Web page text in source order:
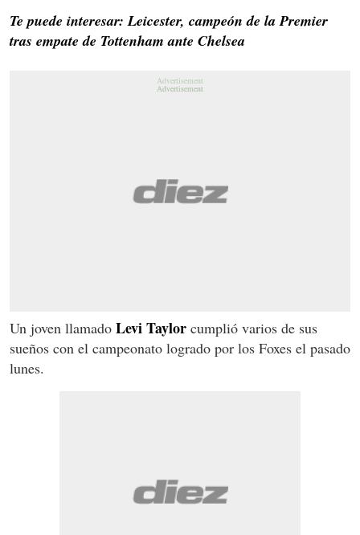
Te puede interesar: Leicester, campeón de la Premier
tras empate de Tottenham ante Chelsea
Un joven llamado Levi Taylor cumplió varios de sus
sueños con el campeonato logrado por los Foxes el pasado
lunes.